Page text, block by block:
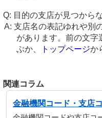
目的の支店が見つから
支店名の表記ゆれや別
があります。前の文字
ぶか、
トップページか
関連コラム
金融機関コード・支店